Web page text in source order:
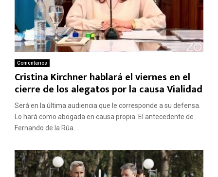
Comentarios
Cristina Kirchner hablará el viernes en el
cierre de los alegatos por la causa Vialidad
Será en la última audiencia que le corresponde a su defensa.
Lo hará como abogada en causa propia. El antecedente de
Fernando de la Rúa....